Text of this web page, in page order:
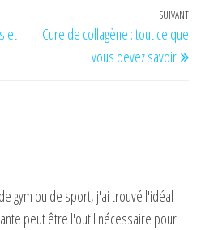
et
SUIVANT
Cure de collagène : tout ce que
vous devez savoir
gym ou de sport, j'ai trouvé l'idéal
peut être l'outil nécessaire pour